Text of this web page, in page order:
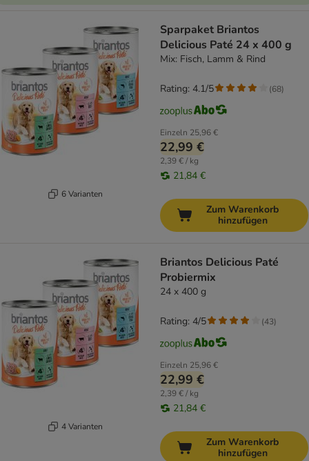
6 Varianten
Sparpaket Briantos
Delicious Paté 24 x 400 g
Mix: Fisch, Lamm & Rind
Einzeln 25,96 €
22,99 €
2,39 € / kg
21,84 €
Rating: 4.1/5 (68)
Zum Warenkorb
hinzufügen
4 Varianten
Briantos Delicious Paté
Probiermix
24 x 400 g
Einzeln 25,96 €
22,99 €
2,39 € / kg
21,84 €
Rating: 4/5 (43)
Zum Warenkorb
hinzufügen